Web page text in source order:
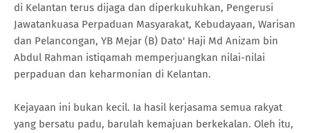
di Kelantan terus dijaga dan diperkukuhkan, Pengerusi
Jawatankuasa Perpaduan Masyarakat, Kebudayaan, Warisan
dan Pelancongan, YB Mejar (B) Dato' Haji Md Anizam bin
Abdul Rahman istiqamah memperjuangkan nilai-nilai
perpaduan dan keharmonian di Kelantan.
Kejayaan ini bukan kecil. Ia hasil kerjasama semua rakyat
yang bersatu padu, barulah kemajuan berkekalan. Oleh itu,